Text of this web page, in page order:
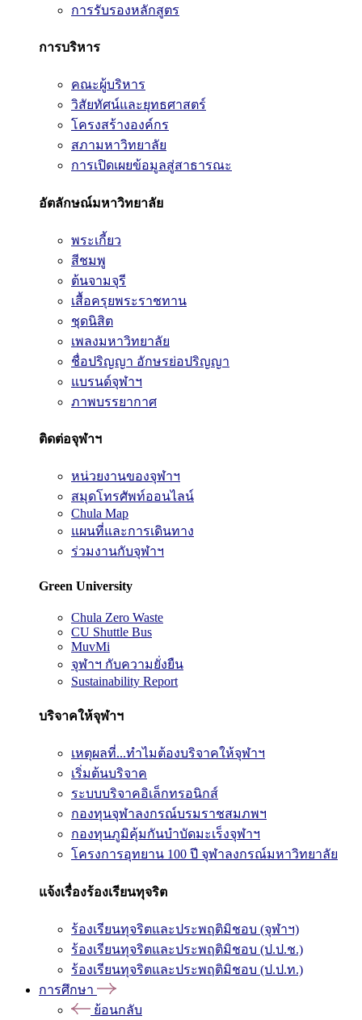
การรับรองหลักสูตร
การบริหาร
คณะผู้บริหาร
วิสัยทัศน์และยุทธศาสตร์
โครงสร้างองค์กร
สภามหาวิทยาลัย
การเปิดเผยข้อมูลสู่สาธารณะ
อัตลักษณ์มหาวิทยาลัย
พระเกี้ยว
สีชมพู
ต้นจามจุรี
เสื้อครุยพระราชทาน
ชุดนิสิต
เพลงมหาวิทยาลัย
ชื่อปริญญา อักษรย่อปริญญา
แบรนด์จุฬาฯ
ภาพบรรยากาศ
ติดต่อจุฬาฯ
หน่วยงานของจุฬาฯ
สมุดโทรศัพท์ออนไลน์
Chula Map
แผนที่และการเดินทาง
ร่วมงานกับจุฬาฯ
Green University
Chula Zero Waste
CU Shuttle Bus
MuvMi
จุฬาฯ กับความยั่งยืน
Sustainability Report
บริจาคให้จุฬาฯ
เหตุผลที่...ทำไมต้องบริจาคให้จุฬาฯ
เริ่มต้นบริจาค
ระบบบริจาคอิเล็กทรอนิกส์
กองทุนจุฬาลงกรณ์บรมราชสมภพฯ
กองทุนภูมิคุ้มกันบำบัดมะเร็งจุฬาฯ
โครงการอุทยาน 100 ปี จุฬาลงกรณ์มหาวิทยาลัย
แจ้งเรื่องร้องเรียนทุจริต
ร้องเรียนทุจริตและประพฤติมิชอบ (จุฬาฯ)
ร้องเรียนทุจริตและประพฤติมิชอบ (ป.ป.ช.)
ร้องเรียนทุจริตและประพฤติมิชอบ (ป.ป.ท.)
การศึกษา
ย้อนกลับ